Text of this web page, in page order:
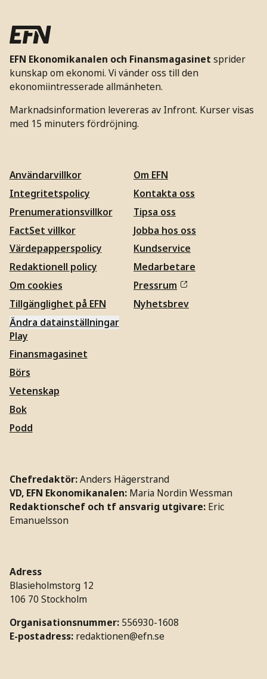
EFN Ekonomikanalen och Finansmagasinet sprider
kunskap om ekonomi. Vi vänder oss till den
ekonomiintresserade allmänheten.
Marknadsinformation levereras av Infront. Kurser visas
med 15 minuters fördröjning.
Användarvillkor
Integritetspolicy
Prenumerationsvillkor
FactSet villkor
Värdepapperspolicy
Redaktionell policy
Om cookies
Tillgänglighet på EFN
Ändra datainställningar
Om EFN
Kontakta oss
Tipsa oss
Jobba hos oss
Kundservice
Medarbetare
Pressrum
Nyhetsbrev
Play
Finansmagasinet
Börs
Vetenskap
Bok
Podd
Chefredaktör:Anders Hägerstrand
VD, EFN Ekonomikanalen: Maria Nordin Wessman
Redaktionschef och tf ansvarig utgivare: Eric
Emanuelsson
Adress
Blasieholmstorg 12
106 70 Stockholm
Organisationsnummer: 556930-1608
E-postadress: redaktionen@efn.se